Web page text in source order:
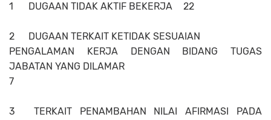
1
DUGAAN TIDAK AKTIF BEKERJA 22
2
DUGAAN TERKAIT KETIDAK SESUAIAN
PENGALAMAN KERJA DENGAN BIDANG TUGAS
JABATAN YANG DILAMAR
7
3
TERKAIT PENAMBAHAN NILAI AFIRMASI PADA